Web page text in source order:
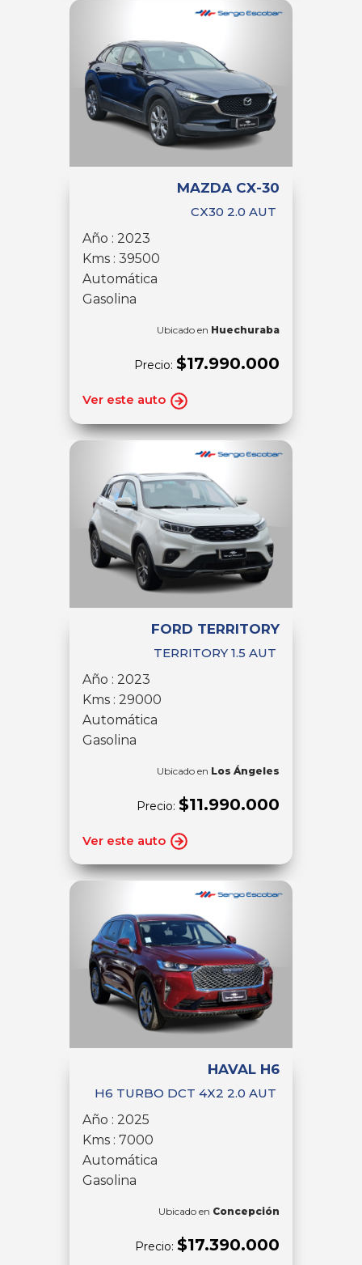
MAZDA CX-30
CX30 2.0 AUT
Año : 2023
Kms : 39500
Automática
Gasolina
Ubicado en Huechuraba
Precio: $17.990.000
Ver este auto
FORD TERRITORY
TERRITORY 1.5 AUT
Año : 2023
Kms : 29000
Automática
Gasolina
Ubicado en Los Ángeles
Precio: $11.990.000
Ver este auto
HAVAL H6
H6 TURBO DCT 4X2 2.0 AUT
Año : 2025
Kms : 7000
Automática
Gasolina
Ubicado en Concepción
Precio: $17.390.000